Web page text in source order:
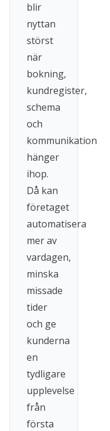
blir
nyttan
störst
när
bokning,
kundregister,
schema
och
kommunikation
hänger
ihop.
Då kan
företaget
automatisera
mer av
vardagen,
minska
missade
tider
och ge
kunderna
en
tydligare
upplevelse
från
första